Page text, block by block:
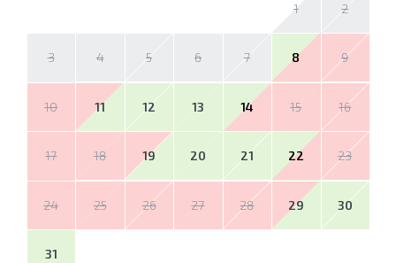
1 2
3 4 5 6 7 8 9
10 11 12 13 14 15 16
17 18 19 20 21 22 23
24 25 26 27 28 29 30
31